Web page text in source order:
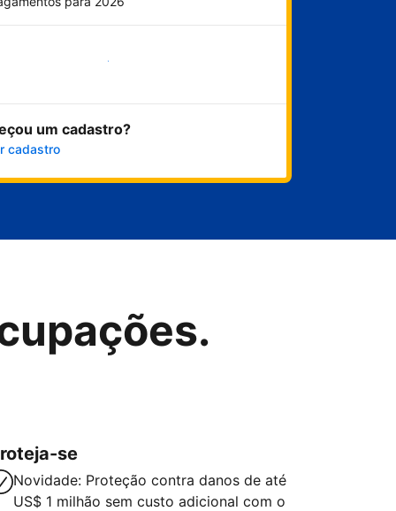
Comece agora
um cadastro?
cadastro
se
Novidade: Proteção contra danos de até
US$ 1 milhão sem custo adicional com o